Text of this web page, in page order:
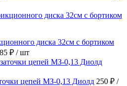
диска 32см с бортиком
₽ / шт
цепей МЗ-0,13 Диолд 250 ₽ /